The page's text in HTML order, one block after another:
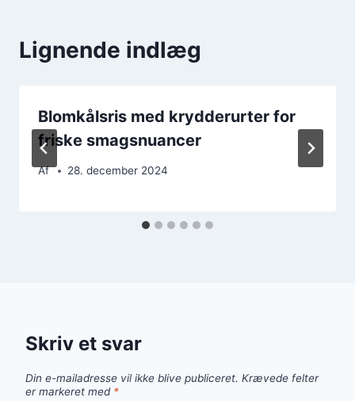
Lignende indlæg
Blomkålsris med krydderurter for
friske smagsnuancer
Af 28. december 2024
Skriv et svar
Din e-mailadresse vil ikke blive publiceret. Krævede felter
er markeret med *